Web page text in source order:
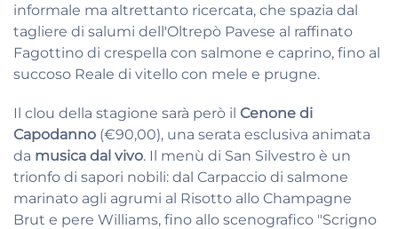
informale ma altrettanto ricercata, che spazia dal
tagliere di salumi dell'Oltrepò Pavese al raffinato
Fagottino di crespella con salmone e caprino, fino al
succoso Reale di vitello con mele e prugne.
Il clou della stagione sarà però il Cenone di
Capodanno (€90,00), una serata esclusiva animata
da musica dal vivo. Il menù di San Silvestro è un
trionfo di sapori nobili: dal Carpaccio di salmone
marinato agli agrumi al Risotto allo Champagne
Brut e pere Williams, fino allo scenografico "Scrigno